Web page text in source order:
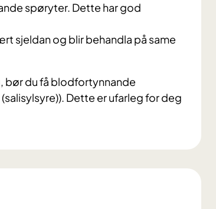
spøryter. Dette har god
sjeldan og blir behandla på same
bør du få blodfortynnande
Dette er ufarleg for deg